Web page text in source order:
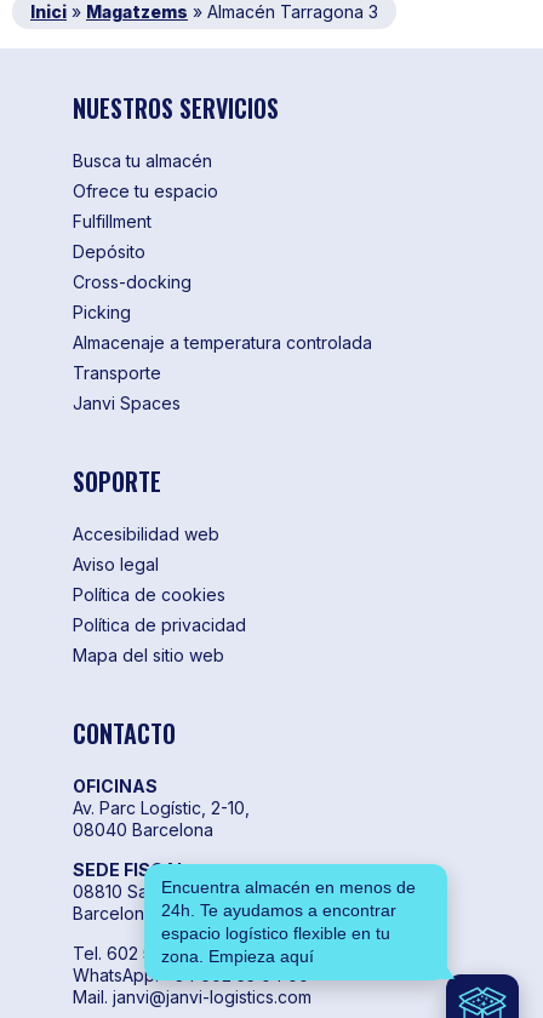
Inici » Magatzems » Almacén Tarragona 3
NUESTROS SERVICIOS
Busca tu almacén
Ofrece tu espacio
Fulfillment
Depósito
Cross-docking
Picking
Almacenaje a temperatura controlada
Transporte
Janvi Spaces
SOPORTE
Accesibilidad web
Aviso legal
Política de cookies
Política de privacidad
Mapa del sitio web
CONTACTO
OFICINAS
Av. Parc Logístic, 2-10,
08040 Barcelona
SEDE FISCAL
08810 Sant Pere de Ribes,
Barcelona
Tel. 602 55 04 00
WhatsApp. +34 602 55 04 00
Mail. janvi@janvi-logistics.com
Encuentra almacén en menos de
24h. Te ayudamos a encontrar
espacio logístico flexible en tu
zona. Empieza aquí